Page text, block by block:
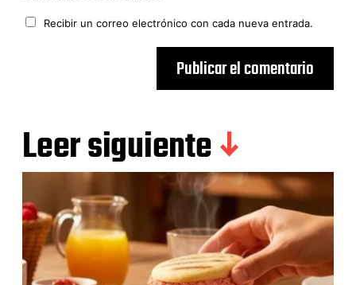
Recibir un correo electrónico con cada nueva entrada.
Leer siguiente